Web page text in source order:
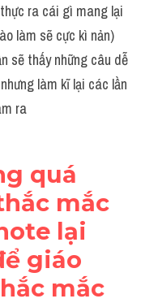
ra cái gì mang lại
làm sẽ cực kì nản)
sẽ thấy những câu dễ
làm kĩ lại các lần
ra
quá
mắc
lại
giáo
mắc